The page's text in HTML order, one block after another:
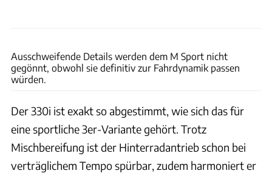
Ausschweifende Details werden dem M Sport nicht
gegönnt, obwohl sie definitiv zur Fahrdynamik passen
würden.
Der 330i ist exakt so abgestimmt, wie sich das für
eine sportliche 3er-Variante gehört. Trotz
Mischbereifung ist der Hinterradantrieb schon bei
verträglichem Tempo spürbar, zudem harmoniert er